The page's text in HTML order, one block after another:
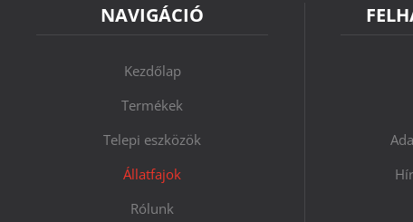
NAVIGÁCIÓ
Kezdőlap
Termékek
Telepi eszközök
Állatfajok
Rólunk